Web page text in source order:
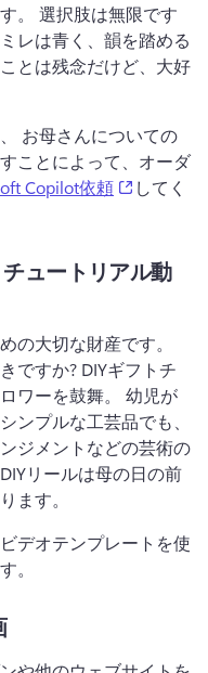
。 選択肢は無限です
レは青く、韻を踏める
とは残念だけど、大好
お母さんについての
ことによって、オーダ
Copilot依頼 (opens
してく
ュートリアル動
ですか? DIYギフトチ
ワーを鼓舞。 幼児が
ンプルな工芸品でも、
ジメントなどの芸術の
リールは母の日の前
ます。
デオテンプレートを使
。